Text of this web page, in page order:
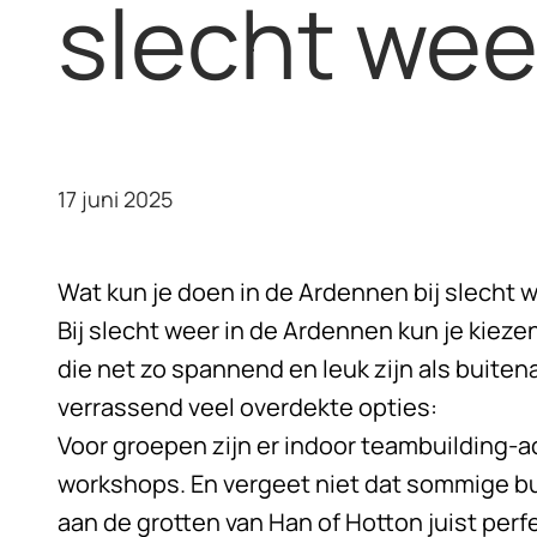
slecht
17 juni 2025
Wat kun je doen in de Ardennen bij slecht
Bij slecht weer in de Ardennen kun je
die net zo spannend en leuk zijn als
verrassend veel overdekte opties:
Voor groepen zijn er indoorteambuilding-
workshops. En vergeet niet dat sommige
aan de grotten van Han of Hotton juist